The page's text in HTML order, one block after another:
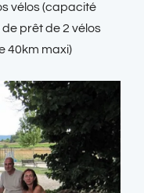
vélos (capacité
prêt de 2 vélos
40km maxi)